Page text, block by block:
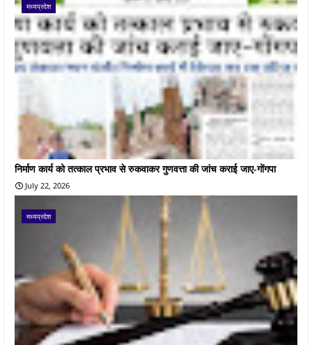
मध्यप्रदेश
निर्माण कार्य को तत्काल प्रभाव से रुकवाकर गुणवत्ता की जांच कराई जाए-गोंगपा
July 22, 2026
मध्यप्रदेश